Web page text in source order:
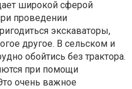
широкой сферой
проведении
экскаваторы,
другое. В сельском и
обойтись без трактора.
при помощи
очень важное